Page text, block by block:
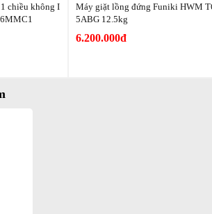
HD V680AW TRONG
chiều không I
Máy giặt lồng đứng Funiki HWM
5ABG 12.5kg
6.200.000đ